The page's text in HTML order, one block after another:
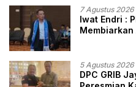
7 Agustus 2026
Iwat Endri :
5 Agustus 2026
DPC GRIB